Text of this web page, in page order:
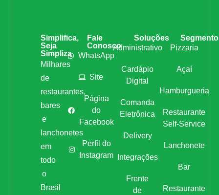
Simplifica,
Seja
Simpliza
Milhares
de
restaurantes,
bares
e
lanchonetes
em
todo
o
Brasil
Fale
Conosco
WhatsApp
Site
Página
do
Facebook
Perfil do
Instagram
Soluções
Administrativo
Cardápio
Digital
Comanda
Eletrônica
Delivery
Integrações
Frente
de
Pizzaria
Açaí
Hamburgueria
Restaurante
Self-Service
Lanchonete
Bar
Restaurante